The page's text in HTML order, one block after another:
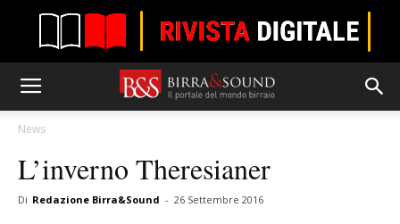
News
L’inverno Theresianer
Di Redazione Birra&Sound - 26 Settembre 2016